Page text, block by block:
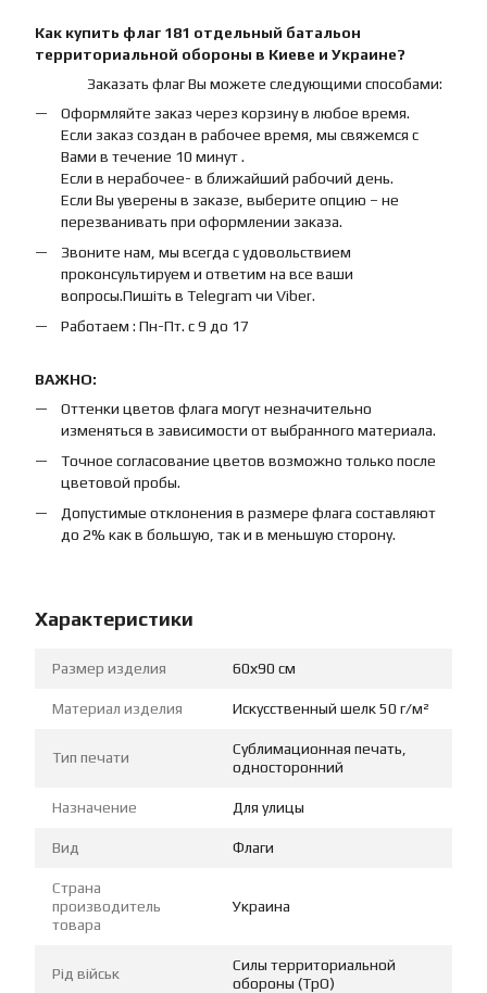
Как купить флаг 181 отдельный батальон
территориальной обороны в Киеве и Украине?
Заказать флаг Вы можете следующими способами:
Оформляйте заказ через корзину в любое время.
Если заказ создан в рабочее время, мы свяжемся с
Вами в течение 10 минут .
Если в нерабочее- в ближайший рабочий день.
Если Вы уверены в заказе, выберите опцию – не
перезванивать при оформлении заказа.
Звоните нам, мы всегда с удовольствием
проконсультируем и ответим на все ваши
вопросы.Пишіть в Telegram чи Viber.
Работаем : Пн-Пт. с 9 до 17
ВАЖНО:
Оттенки цветов флага могут незначительно
изменяться в зависимости от выбранного материала.
Точное согласование цветов возможно только после
цветовой пробы.
Допустимые отклонения в размере флага составляют
до 2% как в большую, так и в меньшую сторону.
Характеристики
Размер изделия 60х90 см
Материал изделия Искусственный шелк 50 г/м²
Тип печати
Сублимационная печать,
односторонний
Назначение Для улицы
Вид Флаги
Страна
производитель
товара
Украина
Рід військ
Силы территориальной
обороны (ТрО)